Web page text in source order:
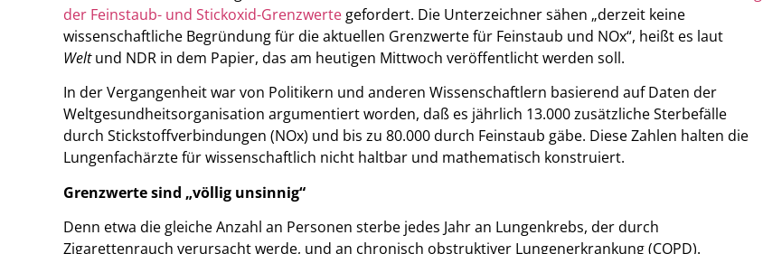
der Feinstaub- und Stickoxid-Grenzwerte gefordert. Die Unterzeichner sähen „derzeit keine
wissenschaftliche Begründung für die aktuellen Grenzwerte für Feinstaub und NOx“, heißt es laut
Weltund NDR in dem Papier, das am heutigen Mittwoch veröffentlicht werden soll.
In der Vergangenheit war von Politikern und anderen Wissenschaftlern basierend auf Daten der
Weltgesundheitsorganisation argumentiert worden, daß es jährlich 13.000 zusätzliche Sterbefälle
durch Stickstoffverbindungen (NOx) und bis zu 80.000 durch Feinstaub gäbe. Diese Zahlen halten die
Lungenfachärzte für wissenschaftlich nicht haltbar und mathematisch konstruiert.
Grenzwerte sind „völlig unsinnig“
Denn etwa die gleiche Anzahl an Personen sterbe jedes Jahr an Lungenkrebs, der durch
Zigarettenrauch verursacht werde, und an chronisch obstruktiver Lungenerkrankung (COPD).